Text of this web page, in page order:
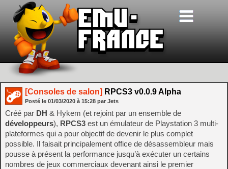
[Consoles de salon] RPCS3 v0.0.9 Alpha
Posté le 01/03/2020 à 15:28 par Jets
Créé par DH & Hykem (et rejoint par un ensemble de
développeurs), RPCS3 est un émulateur de Playstation 3 multi-
plateformes qui a pour objectif de devenir le plus complet
possible. Il faisait principalement office de désassembleur mais
pousse à présent la performance jusqu’à exécuter un certains
nombres de jeux commerciaux devenant ainsi le premier